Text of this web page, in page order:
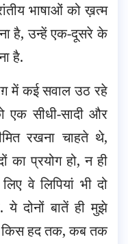
भाषाओं को ख़त्म
है, उन्हें एक-दूसरे के
है.
में कई सवाल उठ रहे
एक सीधी-सादी और
रखना चाहते थे,
का प्रयोग हो, न ही
वे लिपियां भी दो
ये दोनों बातें ही मुझे
किस हद तक, कब तक